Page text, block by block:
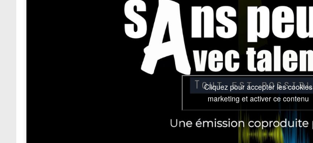
Cliquez pour accepter les cookies
marketing et activer ce contenu